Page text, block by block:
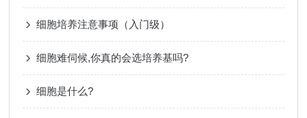
细胞培养注意事项（入门级）
细胞难伺候,你真的会选培养基吗?
细胞是什么?